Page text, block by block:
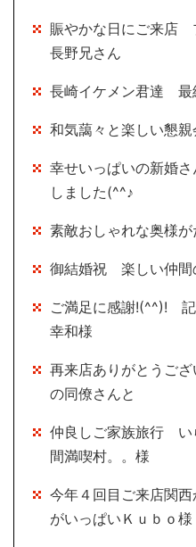
賑やかな日にご来店
長野兄さん
長崎イケメン君達 最
和気藹々と楽しい懇
幸せいっぱいの新婚
しました(^^♪
素敵おしゃれな奥様
御結婚祝 楽しい仲間
ご満足に感謝!(^^)!
幸和様
再来店ありがとうご
の同僚さんと
仲良しご家族旅行
間満喫村。。様
今年４回目ご来店関
がいっぱいＫｕｂｏ様